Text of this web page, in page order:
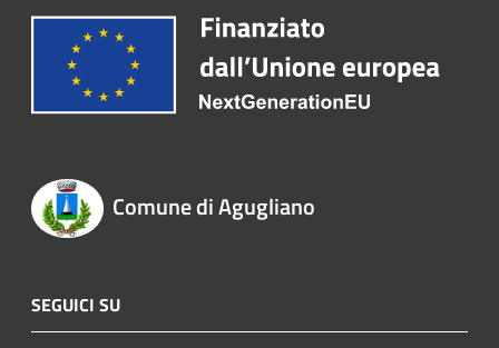
Comune di Agugliano
SEGUICI SU